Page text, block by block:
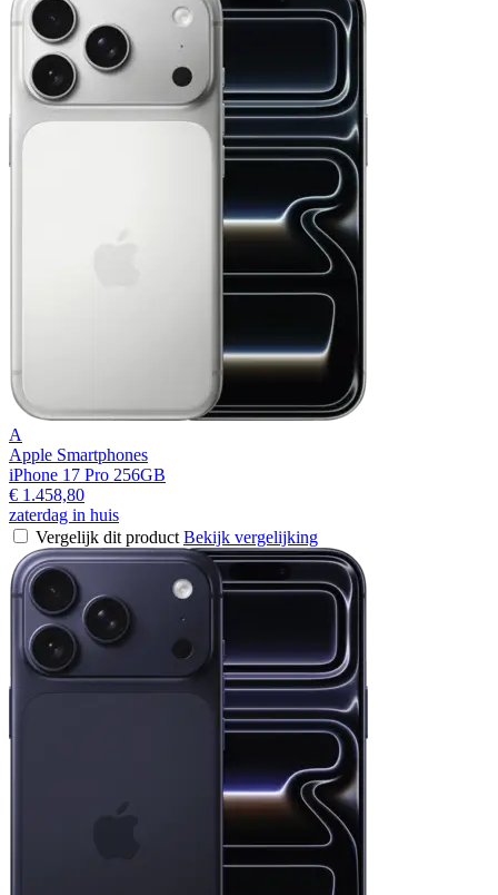
A
Apple Smartphones
iPhone 17 Pro 256GB
€ 1.458,80
zaterdag in huis
Vergelijk dit product Bekijk vergelijking